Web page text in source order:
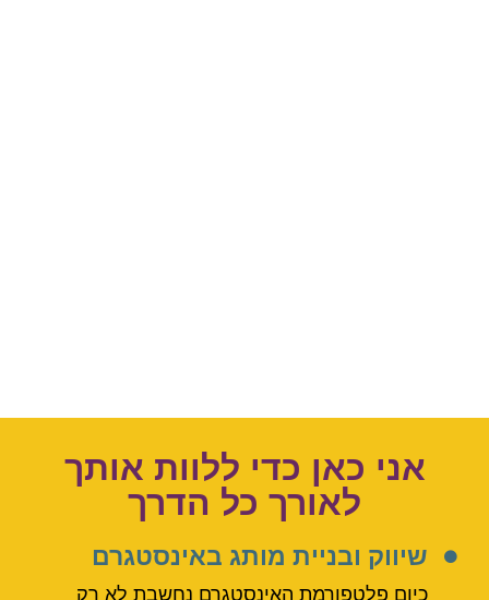
אני כאן כדי ללוות אותך
לאורך כל הדרך
שיווק ובניית מותג באינסטגרם
כיום פלטפורמת האינסטגרם נחשבת לא רק